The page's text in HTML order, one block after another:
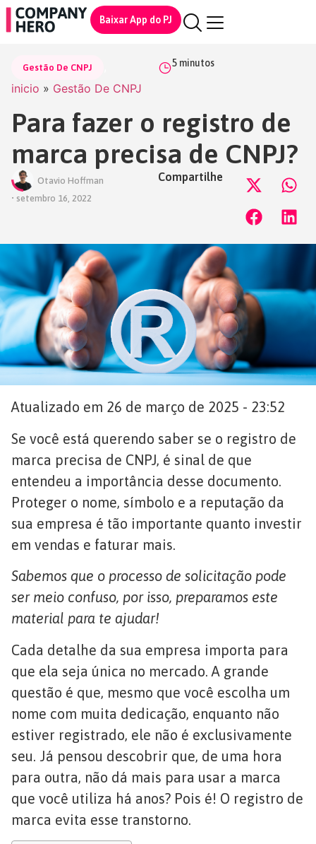
Baixar App do PJ
Gestão De CNPJ
inicio » Gestão De CNPJ
5 minutos
Para fazer o registro de
marca precisa de CNPJ?
Otavio Hoffman
• setembro 16, 2022
Compartilhe
Atualizado em 26 de março de 2025 - 23:52
Se você está querendo saber se o registro de
marca precisa de CNPJ, é sinal de que
entendeu a importância desse documento.
Proteger o nome, símbolo e a reputação da
sua empresa é tão importante quanto investir
em vendas e faturar mais.
Sabemos que o processo de solicitação pode
ser meio confuso, por isso, preparamos este
material para te ajudar!
Cada detalhe da sua empresa importa para
que ela seja única no mercado. A grande
questão é que, mesmo que você escolha um
nome com muita dedicação, enquanto não
estiver registrado, ele não é exclusivamente
seu. Já pensou descobrir que, de uma hora
para outra, não dá mais para usar a marca
que você utiliza há anos? Pois é! O registro de
marca evita esse transtorno.